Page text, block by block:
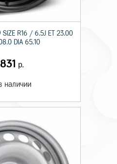
SIZE R16 / 6.5J ET 23.00
DIA 65.10
р.
наличии